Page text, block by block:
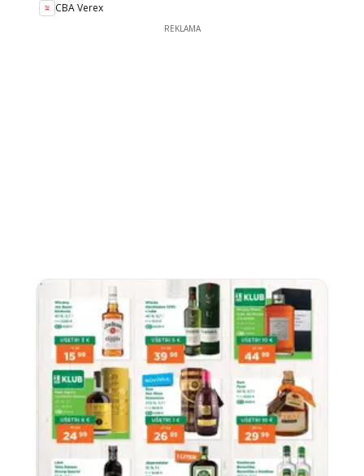
CBA Verex
REKLAMA